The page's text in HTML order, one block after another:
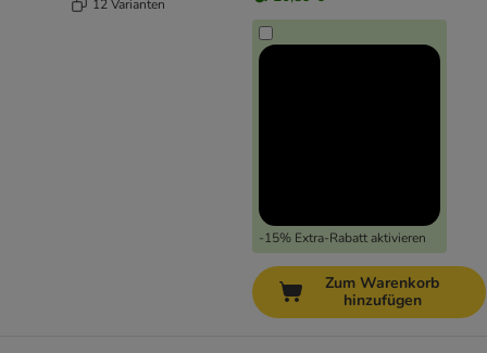
12 Varianten
-15% Extra-Rabatt aktivieren
Zum Warenkorb
hinzufügen